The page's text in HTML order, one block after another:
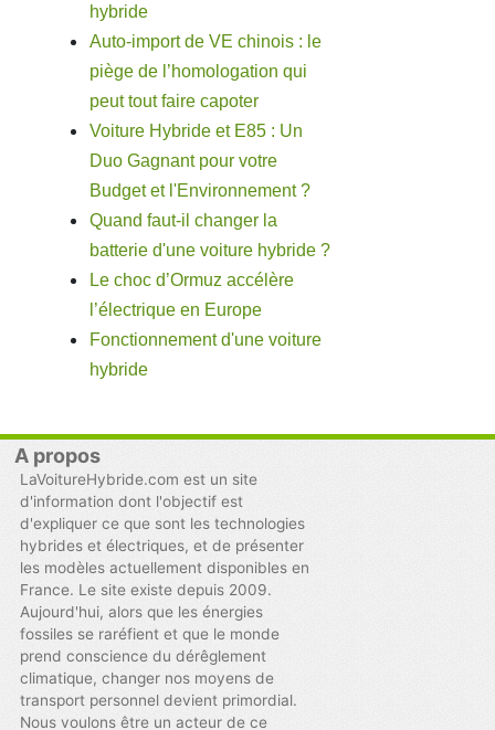
hybride
Auto-import de VE chinois : le
piège de l’homologation qui
peut tout faire capoter
Voiture Hybride et E85 : Un
Duo Gagnant pour votre
Budget et l'Environnement ?
Quand faut-il changer la
batterie d'une voiture hybride ?
Le choc d’Ormuz accélère
l’électrique en Europe
Fonctionnement d'une voiture
hybride
A propos
LaVoitureHybride.com est un site
d'information dont l'objectif est
d'expliquer ce que sont les technologies
hybrides et électriques, et de présenter
les modèles actuellement disponibles en
France. Le site existe depuis 2009.
Aujourd'hui, alors que les énergies
fossiles se raréfient et que le monde
prend conscience du dérêglement
climatique, changer nos moyens de
transport personnel devient primordial.
Nous voulons être un acteur de ce